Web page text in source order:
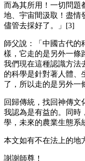
而為其所用！一切問題
地、宇宙間汲取！盡情
儘管去採好了。」[3]
師父說：「中國古代的
樣，它走的是另外一條
我們現在這種認識方法
的科學是針對著人體、
了，所以走的是另外一
回歸傳統，找回神傳文
我認為是有益的。同時
學，未來的農業生態系
本文如有不在法上的地
謝謝師尊！